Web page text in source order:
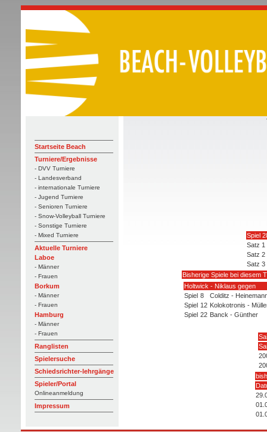
Startseite Beach
Turniere/Ergebnisse
- DVV Turniere
- Landesverband
- internationale Turniere
- Jugend Turniere
- Senioren Turniere
- Snow-Volleyball Turniere
- Sonstige Turniere
- Mixed Turniere
Aktuelle Turniere
Laboe
- Männer
- Frauen
Borkum
- Männer
- Frauen
Hamburg
- Männer
- Frauen
Ranglisten
Spielersuche
Schiedsrichter-lehrgänge
Spieler/Portal
Onlineanmeldung
Impressum
Spiel
Satz 1
Satz 2
Satz 3
Bisherige Spiele bei diesem
Holtwick - Niklaus gegen
Spiel 8
Colditz -
Spiel 12 Kolokotronis -
Spiel 22 Banck - Günther